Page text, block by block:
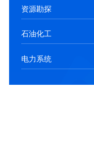
资源勘探
石油化工
电力系统